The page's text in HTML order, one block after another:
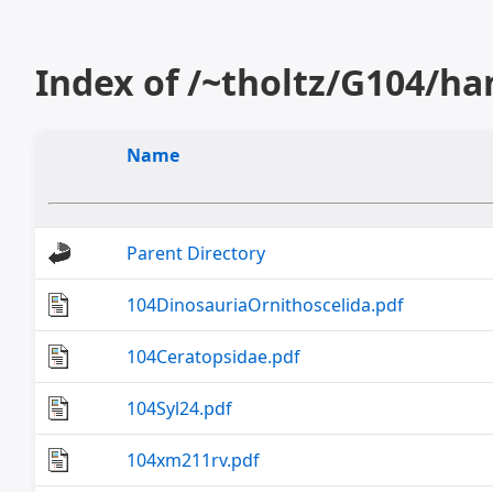
Index of /~tholtz/G104/
Name
Parent Directory
104DinosauriaOrnithoscelida.pdf
104Ceratopsidae.pdf
104Syl24.pdf
104xm211rv.pdf